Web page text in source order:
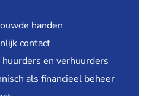
handen
contact
en verhuurders
als financieel beheer